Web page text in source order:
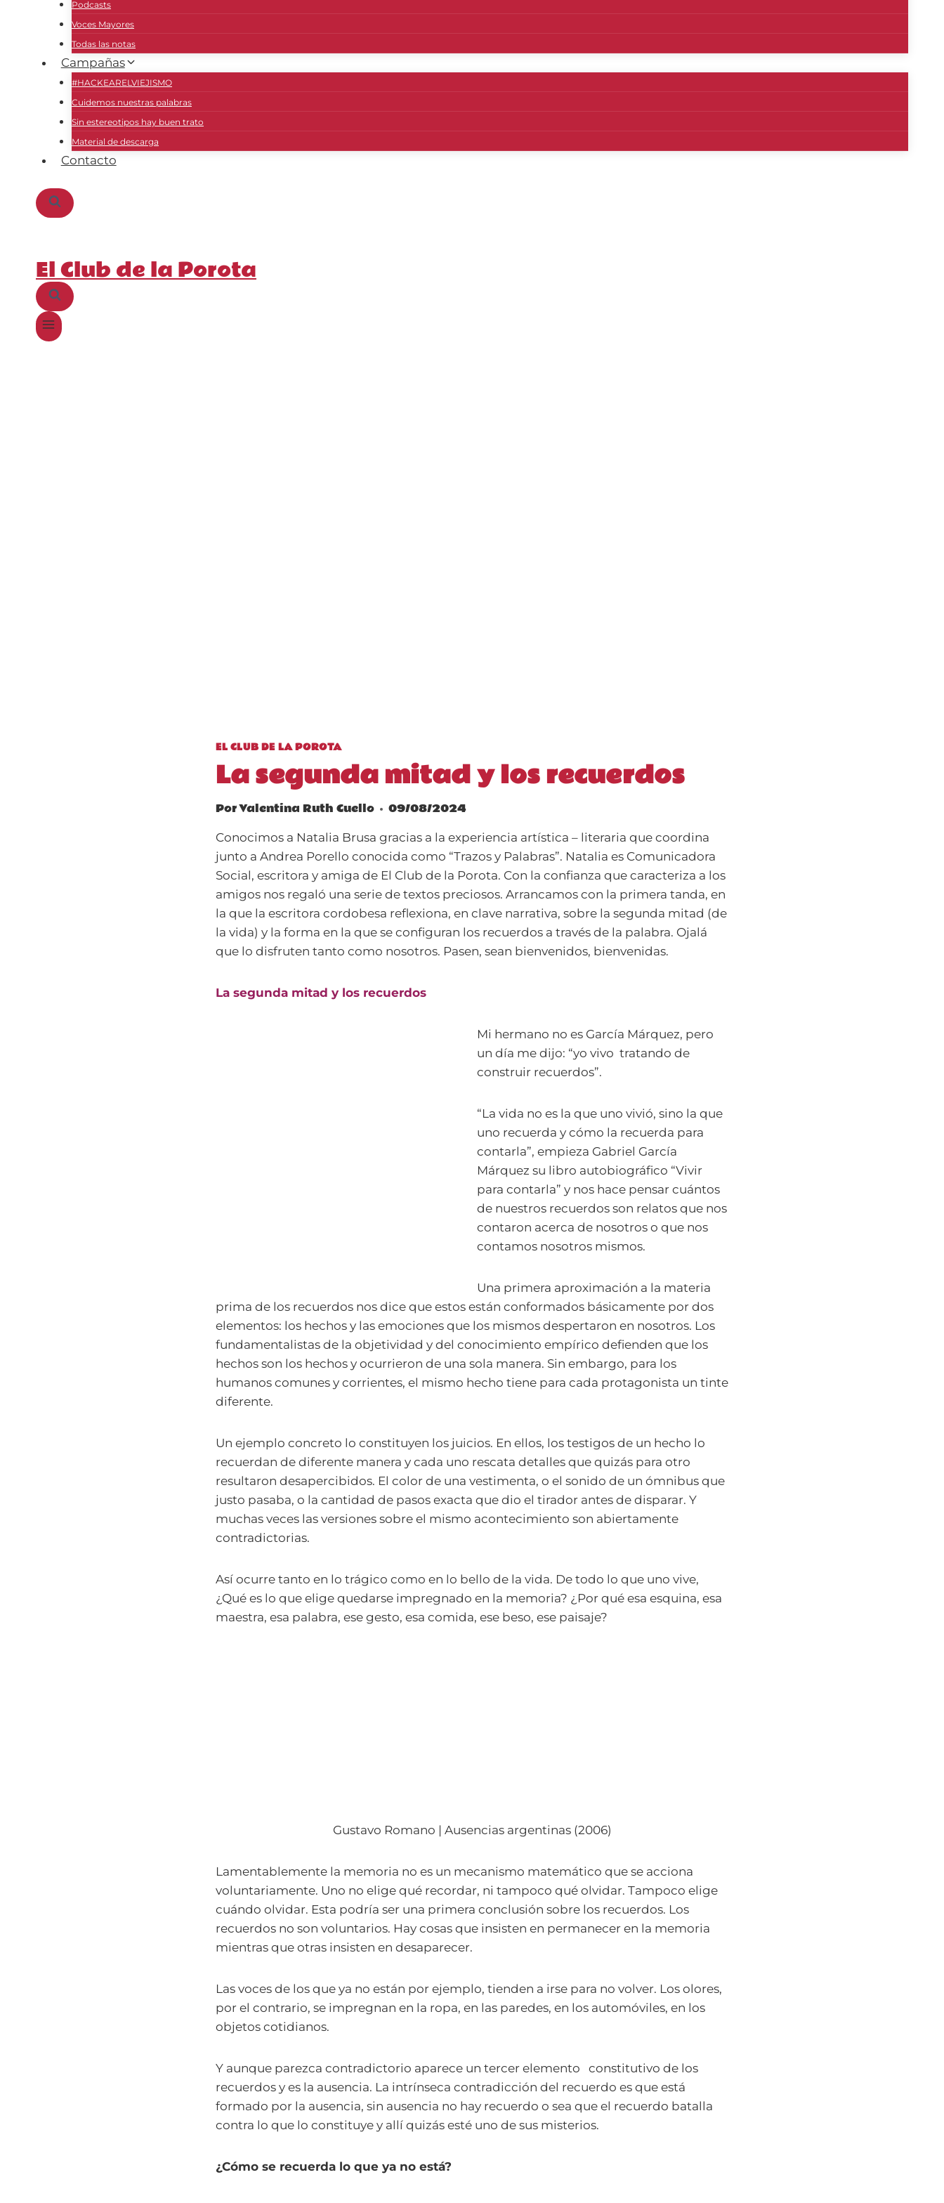
Podcasts
Voces Mayores
Todas las notas
Campañas
#HACKEARELVIEJISMO
Cuidemos nuestras palabras
Sin estereotipos hay buen trato
Material de descarga
Contacto
El Club de la Porota
EL CLUB DE LA POROTA
La segunda mitad y los recuerdos
PorValentina Ruth Cuello 09/08/2024
Conocimos a Natalia Brusa gracias a la experiencia artística – literaria que coordina
junto a Andrea Porello conocida como “Trazos y Palabras”. Natalia es Comunicadora
Social, escritora y amiga de El Club de la Porota. Con la confianza que caracteriza a los
amigos nos regaló una serie de textos preciosos. Arrancamos con la primera tanda, en
la que la escritora cordobesa reflexiona, en clave narrativa, sobre la segunda mitad (de
la vida) y la forma en la que se configuran los recuerdos a través de la palabra. Ojalá
que lo disfruten tanto como nosotros. Pasen, sean bienvenidos, bienvenidas.
La segunda mitad y los recuerdos
Mi hermano no es García Márquez, pero
un día me dijo: “yo vivo tratando de
construir recuerdos”.
“La vida no es la que uno vivió, sino la que
uno recuerda y cómo la recuerda para
contarla”, empieza Gabriel García
Márquez su libro autobiográfico “Vivir
para contarla” y nos hace pensar cuántos
de nuestros recuerdos son relatos que nos
contaron acerca de nosotros o que nos
contamos nosotros mismos.
Una primera aproximación a la materia
prima de los recuerdos nos dice que estos están conformados básicamente por dos
elementos: los hechos y las emociones que los mismos despertaron en nosotros. Los
fundamentalistas de la objetividad y del conocimiento empírico defienden que los
hechos son los hechos y ocurrieron de una sola manera. Sin embargo, para los
humanos comunes y corrientes, el mismo hecho tiene para cada protagonista un tinte
diferente.
Un ejemplo concreto lo constituyen los juicios. En ellos, los testigos de un hecho lo
recuerdan de diferente manera y cada uno rescata detalles que quizás para otro
resultaron desapercibidos. El color de una vestimenta, o el sonido de un ómnibus que
justo pasaba, o la cantidad de pasos exacta que dio el tirador antes de disparar. Y
muchas veces las versiones sobre el mismo acontecimiento son abiertamente
contradictorias.
Así ocurre tanto en lo trágico como en lo bello de la vida. De todo lo que uno vive,
¿Qué es lo que elige quedarse impregnado en la memoria? ¿Por qué esa esquina, esa
maestra, esa palabra, ese gesto, esa comida, ese beso, ese paisaje?
Gustavo Romano | Ausencias argentinas (2006)
Lamentablemente la memoria no es un mecanismo matemático que se acciona
voluntariamente. Uno no elige qué recordar, ni tampoco qué olvidar. Tampoco elige
cuándo olvidar. Esta podría ser una primera conclusión sobre los recuerdos. Los
recuerdos no son voluntarios. Hay cosas que insisten en permanecer en la memoria
mientras que otras insisten en desaparecer.
Las voces de los que ya no están por ejemplo, tienden a irse para no volver. Los olores,
por el contrario, se impregnan en la ropa, en las paredes, en los automóviles, en los
objetos cotidianos.
Y aunque parezca contradictorio aparece un tercer elemento constitutivo de los
recuerdos y es la ausencia. La intrínseca contradicción del recuerdo es que está
formado por la ausencia, sin ausencia no hay recuerdo o sea que el recuerdo batalla
contra lo que lo constituye y allí quizás esté uno de sus misterios.
¿Cómo se recuerda lo que ya no está?